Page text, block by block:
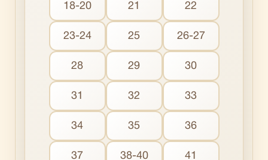
18-20 21 22
23-24 25 26-27
28 29 30
31 32 33
34 35 36
37 38-40 41